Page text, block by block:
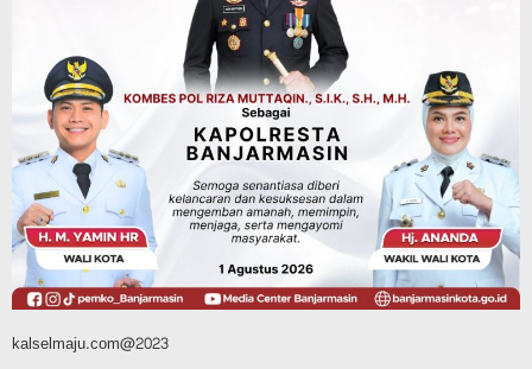
Advertorial Pemkab Balangan
Silaturahmi ke DPRD Balangan, Kapolres
AKBP Arif Mansyur Perkuat Koordinasi
Keamanan Daerah
Agustus 6, 2026
kalselmaju.com@2023